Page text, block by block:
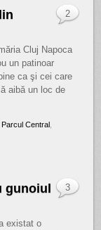
Cluj Napoca
un patinoar
ca şi cei care
aibă un loc de
2
Parcul Central
gunoiul
existat o
3